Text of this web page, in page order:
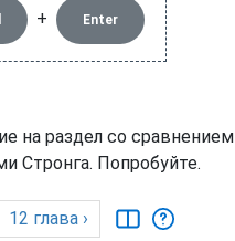
+ Enter
на раздел со сравнением
Стронга. Попробуйте.
12 глава ›